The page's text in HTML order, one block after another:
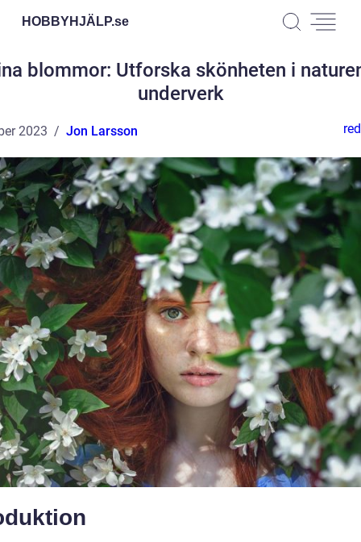
HOBBYHJÄLP.se
blommor: Utforska skönheten i
underverk
2023 Jon Larsson